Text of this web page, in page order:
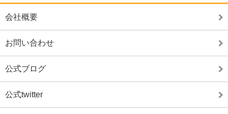
会社概要
お問い合わせ
公式ブログ
公式twitter